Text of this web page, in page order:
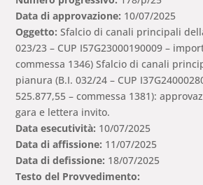
Data di approvazione: 10/07/2025
Oggetto: Sfalcio di canali principali
023/23 – CUP I57G23000190009 –
commessa 1346) Sfalcio di canali
pianura (B.I. 032/24 – CUP
525.877,55 – commessa 1381):
gara e lettera invito.
Data esecutività: 10/07/2025
Data di affissione: 11/07/2025
Data di defissione: 18/07/2025
Testo del Provvedimento: